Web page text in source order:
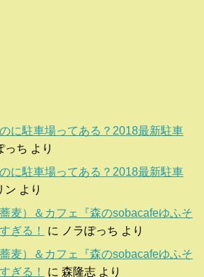
に駐車場ってある？2018最新駐車
っち より
に駐車場ってある？2018最新駐車
ン より
麦）＆カフェ『森のsobacafeゆふそ
ぎる！
に ノラぽっち より
麦）＆カフェ『森のsobacafeゆふそ
ぎる！
に 森隆志 より